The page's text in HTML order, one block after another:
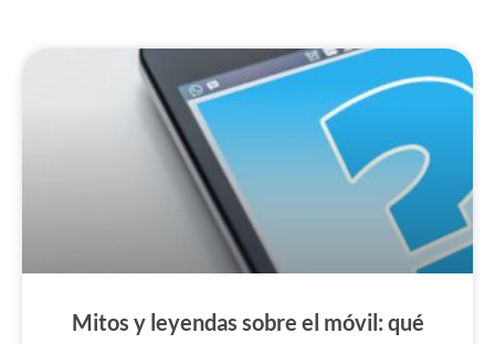
Mitos y leyendas sobre el móvil: qué